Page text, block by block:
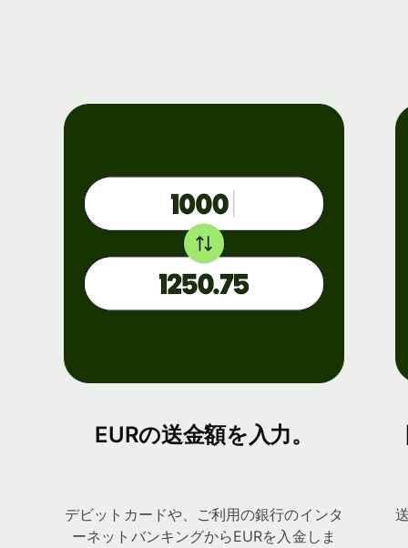
EURの送金額を入力。
デビットカードや、ご利用の銀行のインタ
ーネットバンキングからEURを入金しま